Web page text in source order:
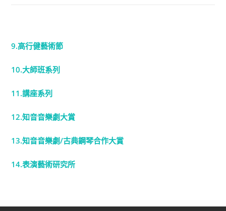
9.高行健藝術節
10.大師班系列
11.講座系列
12.知音音樂劇大賞
13.知音音樂劇/古典鋼琴合作大賞
14.表演藝術研究所